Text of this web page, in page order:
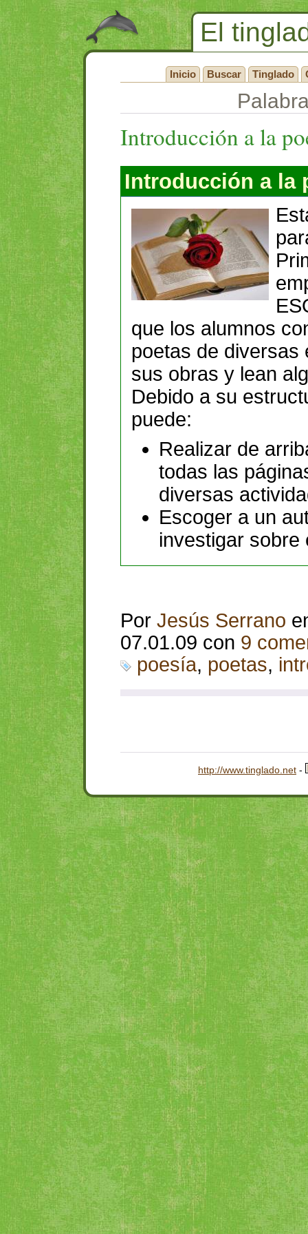
El
Inicio Buscar Tinglado
Introducción a la
Introducción a la
que los alumnos
poetas de diversas
sus obras y lean
Debido a su
puede:
Realizar de
todas las
diversas
Escoger a un
investigar sobre
Por Jesús Serrano
07.01.09 con 9
poesía, poetas,
http://www.tinglado.net -